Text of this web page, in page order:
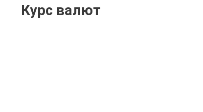
Курс валют